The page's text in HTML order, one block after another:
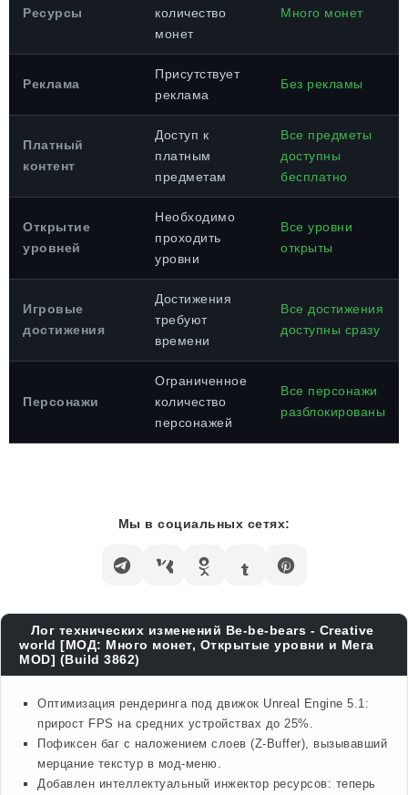
Ресурсы
количество
монет
Много монет
Реклама
Присутствует
реклама
Без рекламы
Платный
контент
Доступ к
платным
предметам
Все предметы
доступны
бесплатно
Открытие
уровней
Необходимо
проходить
уровни
Все уровни
открыты
Игровые
достижения
Достижения
требуют
времени
Все достижения
доступны сразу
Персонажи
Ограниченное
количество
персонажей
Все персонажи
разблокированы
Мы в социальных сетях:
Лог технических изменений Be-be-bears - Creative
world [МОД: Много монет, Открытые уровни и Мега
MOD] (Build 3862)
Оптимизация рендеринга под движок Unreal Engine 5.1:
прирост FPS на средних устройствах до 25%.
Пофиксен баг с наложением слоев (Z-Buffer), вызывавший
мерцание текстур в мод-меню.
Добавлен интеллектуальный инжектор ресурсов: теперь